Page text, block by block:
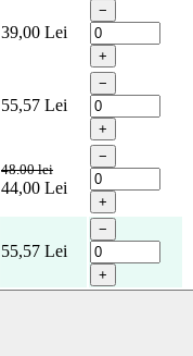
39,00 Lei
−
+
55,57 Lei
−
+
48.00 lei
44,00 Lei
−
+
55,57 Lei
−
+